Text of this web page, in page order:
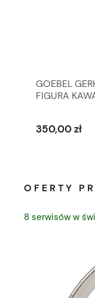
GOEBEL
FIGURA
350,00 zł
OFERTY
8 serwisów w